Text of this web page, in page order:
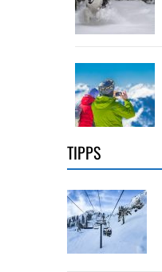
TIPPS